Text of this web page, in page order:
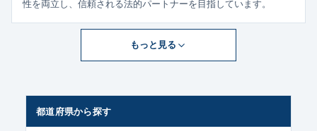
性を両立し、信頼される法的パートナーを目指しています。
もっと見る
都道府県から探す